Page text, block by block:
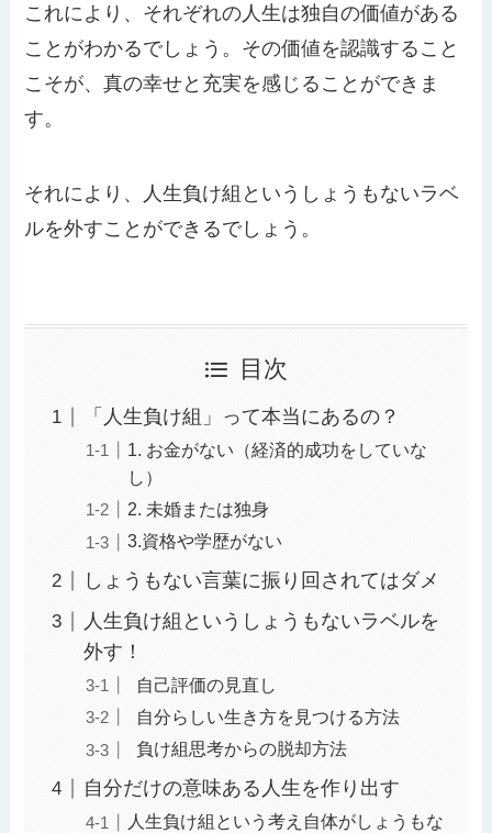
これにより、それぞれの人生は独自の価値がある
ことがわかるでしょう。その価値を認識すること
こそが、真の幸せと充実を感じることができま
す。
それにより、人生負け組というしょうもないラベ
ルを外すことができるでしょう。
目次
「人生負け組」って本当にあるの？
1. お金がない（経済的成功をしていな
し）
2. 未婚または独身
3.資格や学歴がない
しょうもない言葉に振り回されてはダメ
人生負け組というしょうもないラベルを
外す！
自己評価の見直し
自分らしい生き方を見つける方法
負け組思考からの脱却方法
自分だけの意味ある人生を作り出す
人生負け組という考え自体がしょうもな